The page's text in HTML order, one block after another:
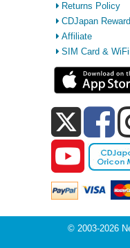
Returns Policy
CDJapan
Affiliate
SIM Card &
© 2003-2026